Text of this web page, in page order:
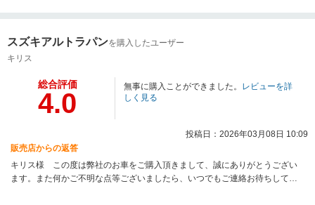
スズキアルトラパンを購入したユーザー
キリス
総合評価
4.0
無事に購入ことができました。 レビューを詳
しく見る
投稿日：2026年03月08日 10:09
販売店からの返答
キリス様 この度は弊社のお車をご購入頂きまして、誠にありがとうござい
ます。また何かご不明な点等ございましたら、いつでもご連絡お待ちしてお